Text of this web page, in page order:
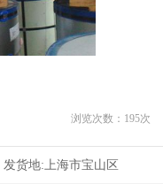
浏览次数： 195次
发货地: 上海市宝山区